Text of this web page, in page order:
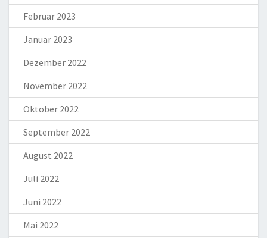
Februar 2023
Januar 2023
Dezember 2022
November 2022
Oktober 2022
September 2022
August 2022
Juli 2022
Juni 2022
Mai 2022